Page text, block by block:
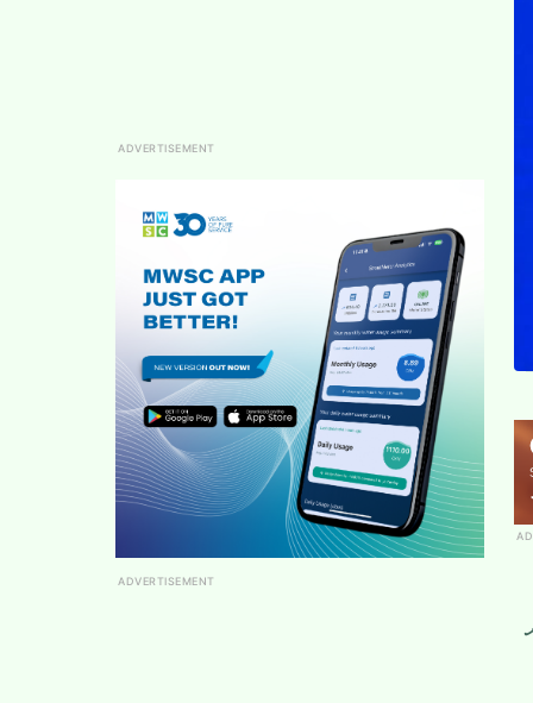
ADVERTISEMENT
ADVERTISEMENT